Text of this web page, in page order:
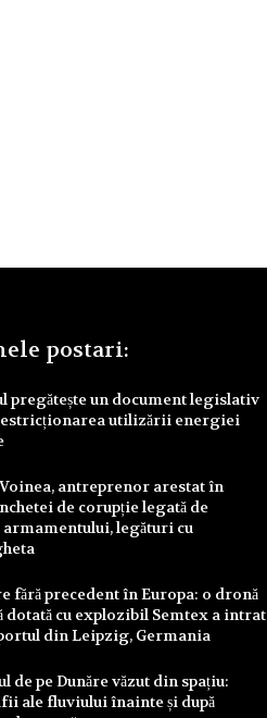
postari:
pregătește un document legislativ
utilizării energiei
antreprenor arestat în
de corupție legată de
armamentului, legături cu
fără precedent în Europa: o dronă
dotată cu explozibil Semtex a intrat
din Leipzig, Germania
de pe Dunăre văzut din spațiu:
ale fluviului înainte și după